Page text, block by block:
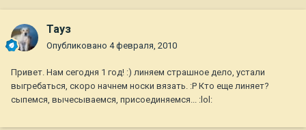
Тауз
Опубликовано 4 февраля, 2010
Привет. Нам сегодня 1 год! :) линяем страшное дело, устали
выгребаться, скоро начнем носки вязать. :P Кто еще линяет?
сыпемся, вычесываемся, присоединяемся... :lol: